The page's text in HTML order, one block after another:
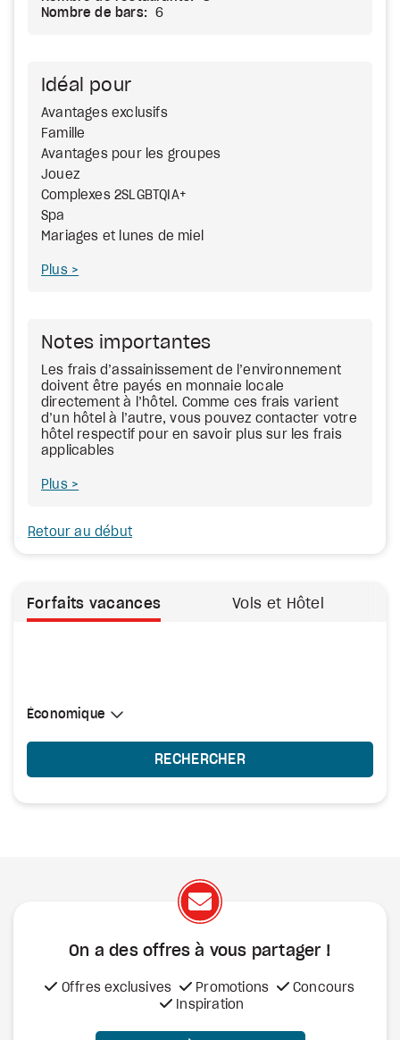
Nombre de bars:
6
Idéal pour
Avantages exclusifs
Famille
Avantages pour les groupes
Jouez
Complexes 2SLGBTQIA+
Spa
Mariages et lunes de miel
Plus
Notes importantes
Les frais d’assainissement de l’environnement
doivent être payés en monnaie locale
directement à l’hôtel. Comme ces frais varient
d’un hôtel à l’autre, vous pouvez contacter votre
hôtel respectif pour en savoir plus sur les frais
applicables
Plus
Retour au début
Forfaits vacances Vols et Hôtel
Sélectionner une cabine
Économique
Économique
RECHERCHER
On a des offres à vous partager !
Offres exclusives Promotions
Concours
Inspiration